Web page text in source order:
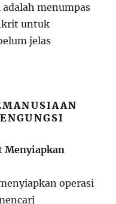
menumpas
untuk
jelas
Menyiapkan
operasi